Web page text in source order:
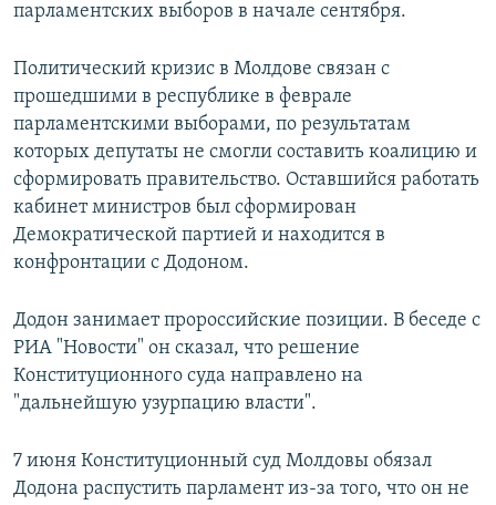
парламентских выборов в начале сентября.
Политический кризис в Молдове связан с
прошедшими в республике в феврале
парламентскими выборами, по результатам
которых депутаты не смогли составить коалицию и
сформировать правительство. Оставшийся работать
кабинет министров был сформирован
Демократической партией и находится в
конфронтации с Додоном.
Додон занимает пророссийские позиции. В беседе с
РИА "Новости" он сказал, что решение
Конституционного суда направлено на
"дальнейшую узурпацию власти".
7 июня Конституционный суд Молдовы обязал
Додона распустить парламент из-за того, что он не